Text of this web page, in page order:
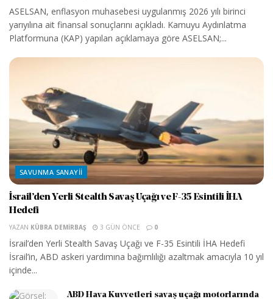
ASELSAN, enflasyon muhasebesi uygulanmış 2026 yılı birinci
yarıyılına ait finansal sonuçlarını açıkladı. Kamuyu Aydınlatma
Platformuna (KAP) yapılan açıklamaya göre ASELSAN;...
SAVUNMA SANAYII
İsrail’den Yerli Stealth Savaş Uçağı ve F-35 Esintili İHA
Hedefi
YAZAN KÜBRA DEMIRBAŞ 3 GÜN ÖNCE 0
İsrail’den Yerli Stealth Savaş Uçağı ve F-35 Esintili İHA Hedefi
İsrail’in, ABD askeri yardımına bağımlılığı azaltmak amacıyla 10 yıl
içinde...
ABD Hava Kuvvetleri savaş uçağı motorlarında